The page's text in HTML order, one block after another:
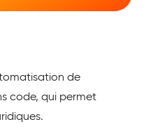
de
code, qui permet